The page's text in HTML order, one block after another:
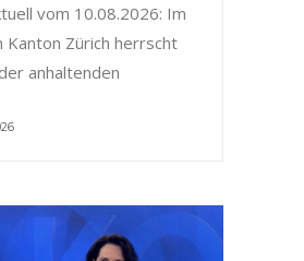
vom 10.08.2026: Im
Kanton Zürich herrscht
anhaltenden